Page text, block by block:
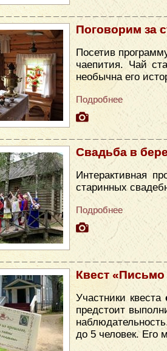
Поговорим за
Посетив
чаепития. Чай
необычна его
Подробнее
Свадьба в
Интерактивная
старинных
Подробнее
Квест
Участники квеста
предстоит
до 5 человек. Его